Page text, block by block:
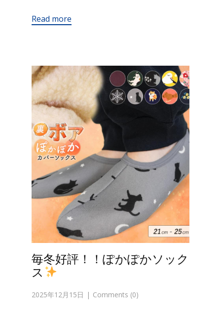
Read more
毎冬好評！！ぽかぽかソック
ス
2025年12月15日 Comments (0)